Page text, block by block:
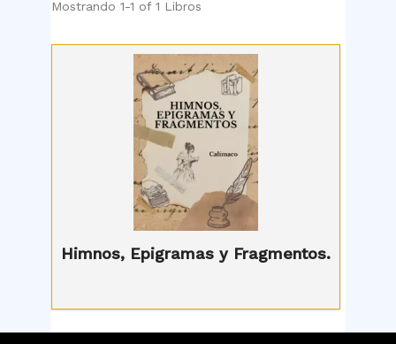
Mostrando 1-1 of 1 Libros
Himnos, Epigramas y Fragmentos.